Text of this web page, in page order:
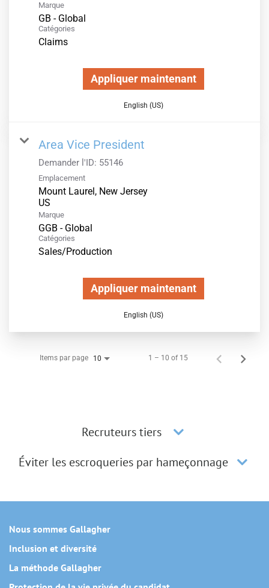
Marque
GB - Global
Catégories
Claims
Appliquer maintenant
English (US)
Area Vice President
Demander l'ID: 55146
Emplacement
Mount Laurel, New Jersey
Marque
GGB - Global
Catégories
Sales/Production
Appliquer maintenant
English (US)
Items par page 10 1 – 10 of 15
Recruteurs tiers
Éviter les escroqueries par hameçonnage
Nous sommes Gallagher
Inclusion et diversité
La méthode Gallagher